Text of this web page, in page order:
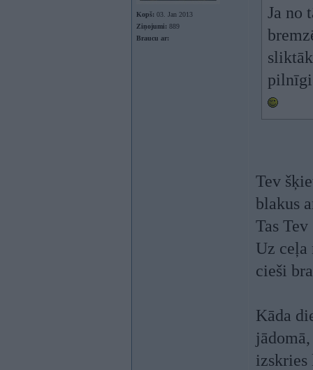
Kopš: 03. Jan 2013
Ziņojumi: 889
Braucu ar:
Ja no
pilnīgi
Tev
blakus
Tas
Uz ceļa
cieši
Kāda
izskries